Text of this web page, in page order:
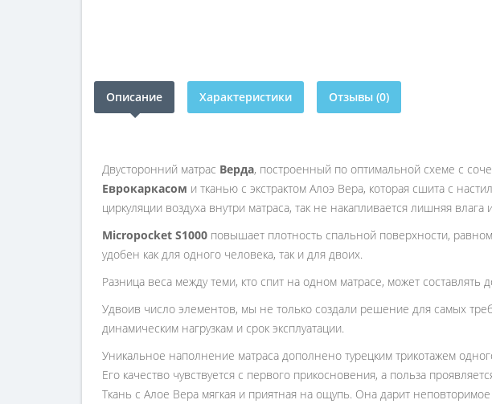
Описание Характеристики Отзывы (0)
Двусторонний матрас Верда, построенный по оптимальной схеме с
Еврокаркасом и тканью с экстрактом Алоэ Вера, которая сшита с
циркуляции воздуха внутри матраса, так не накапливается лишняя
Micropocket S1000 повышает плотность спальной поверхности,
удобен как для одного человека, так и для двоих.
Разница веса между теми, кто спит на одном матрасе, может
Удвоив число элементов, мы не только создали решение для самых
динамическим нагрузкам и срок эксплуатации.
Уникальное наполнение матраса дополнено турецким трикотажем
Его качество чувствуется с первого прикосновения, а польза
Ткань с Алое Вера мягкая и приятная на ощупь. Она дарит